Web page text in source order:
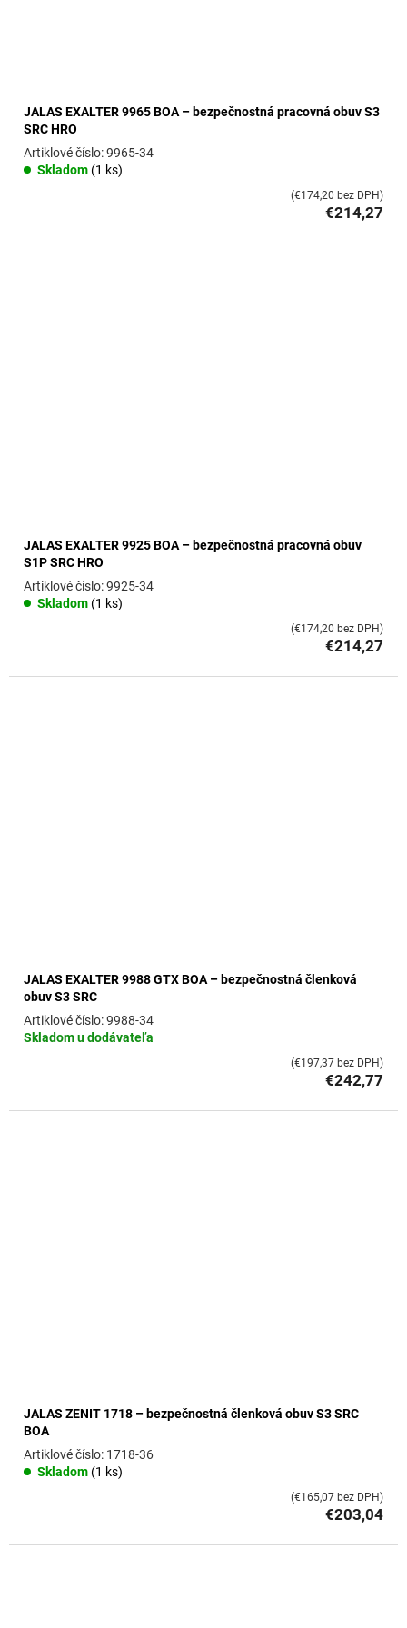
JALAS EXALTER 9965 BOA – bezpečnostná pracovná obuv S3
SRC HRO
Skladom (1 ks)
9965-34
€214,27
(€174,20 bez DPH)
JALAS EXALTER 9925 BOA – bezpečnostná pracovná obuv
S1P SRC HRO
Skladom (1 ks)
9925-34
€214,27
(€174,20 bez DPH)
JALAS EXALTER 9988 GTX BOA – bezpečnostná členková
obuv S3 SRC
Skladom u dodávateľa
9988-34
€242,77
(€197,37 bez DPH)
JALAS ZENIT 1718 – bezpečnostná členková obuv S3 SRC
BOA
Skladom (1 ks)
1718-36
€203,04
(€165,07 bez DPH)